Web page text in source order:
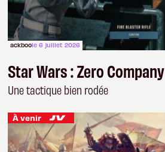
ackboole 6 juillet 2026
Star Wars : Zero Company
Une tactique bien rodée
À venir